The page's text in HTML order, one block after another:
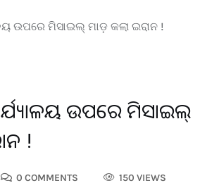
ଉପରେ ମିସାଇଲ୍ ମାଡ଼ କଲା ଇରାନ !
ଉପରେ ମିସାଇଲ୍
!
0 COMMENTS
150 VIEWS